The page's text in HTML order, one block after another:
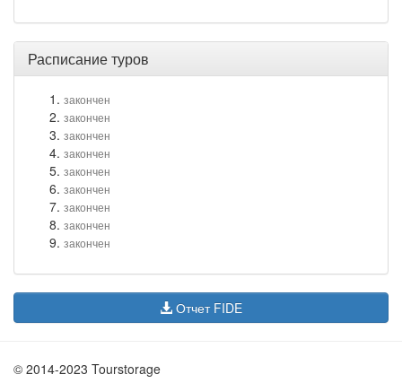
Расписание туров
закончен
закончен
закончен
закончен
закончен
закончен
закончен
закончен
закончен
Отчет FIDE
© 2014-2023 Tourstorage